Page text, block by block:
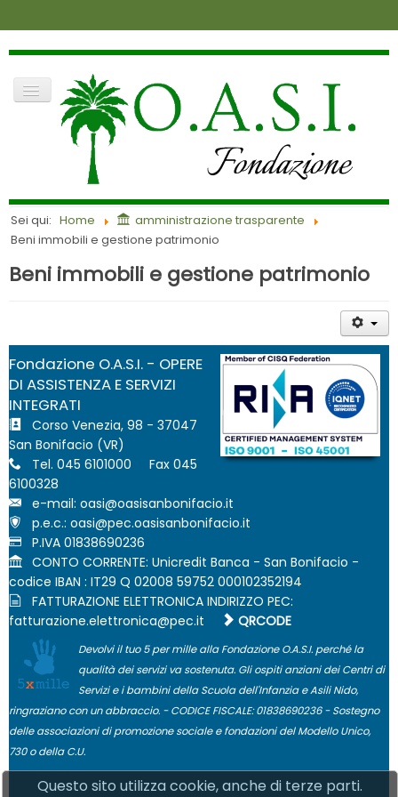
contatti
news
amministrazione trasparente
Cerca
lavora con noi
richiesta di accoglimento
home
la fondazione
anziani
Sei qui: Home
amministrazione trasparente
Beni immobili e gestione patrimonio
Beni immobili e gestione patrimonio
Fondazione O.A.S.I. - OPERE
DI ASSISTENZA E SERVIZI
INTEGRATI
Corso Venezia, 98 - 37047
San Bonifacio (VR)
Tel. 045 6101000 Fax 045
6100328
e-mail:
p.e.c.:
P.IVA 01838690236
CONTO CORRENTE: Unicredit Banca - San Bonifacio -
codice IBAN : IT29 Q 02008 59752 000102352194
FATTURAZIONE ELETTRONICA INDIRIZZO PEC:
QRCODE
Devolvi il tuo 5 per mille alla Fondazione O.A.S.I. perché la
qualità dei servizi va sostenuta. Gli ospiti anziani dei Centri di
Servizi e i bambini della Scuola dell'Infanzia e Asili Nido,
ringraziano con un abbraccio. - CODICE FISCALE: 01838690236 - Sostegno
delle associazioni di promozione sociale e fondazioni del Modello Unico,
730 o della C.U.
Questo sito utilizza cookie, anche di terze parti.